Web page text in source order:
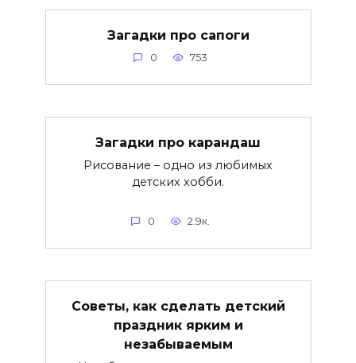
Загадки про сапоги
0 753
Загадки про карандаш
Рисование – одно из любимых
детских хобби.
0 2.9к.
Советы, как сделать детский
праздник ярким и
незабываемым